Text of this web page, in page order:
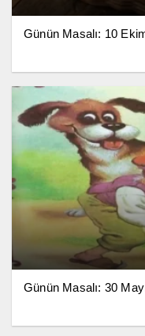
Günün Masalı: 10
Günün Masalı: 30